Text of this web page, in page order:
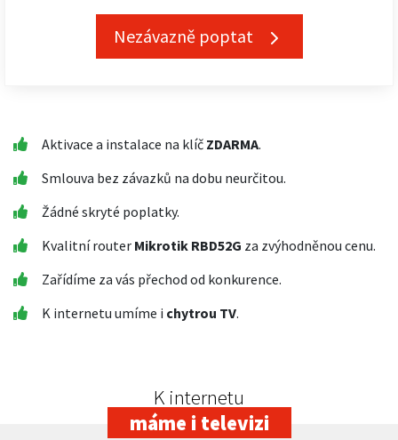
Nezávazně poptat
Aktivace a instalace na klíč ZDARMA.
Smlouva bez závazků na dobu neurčitou.
Žádné skryté poplatky.
Kvalitní router Mikrotik RBD52G za zvýhodněnou cenu.
Zařídíme za vás přechod od konkurence.
K internetu umíme i chytrou TV.
K internetu
máme i televizi